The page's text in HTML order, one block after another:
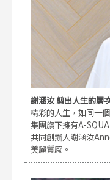
謝涵汝 剪出人生的層
精彩的人生，如同一
集團旗下擁有A-
共同創辦人謝涵汝
美麗質感。